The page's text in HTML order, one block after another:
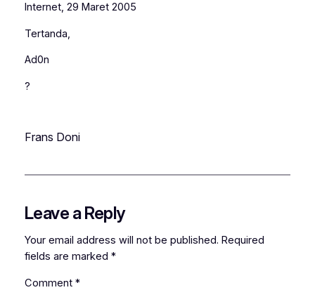
Internet, 29 Maret 2005
Tertanda,
Ad0n
?
Frans Doni
Leave a Reply
Your email address will not be published. Required
fields are marked *
Comment *